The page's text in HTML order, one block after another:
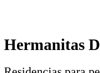
Hermanitas